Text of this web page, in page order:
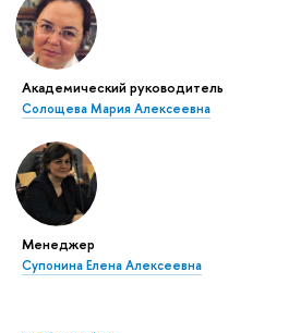
Академический руководитель
Солощева Мария Алексеевна
Менеджер
Супонина Елена Алексеевна